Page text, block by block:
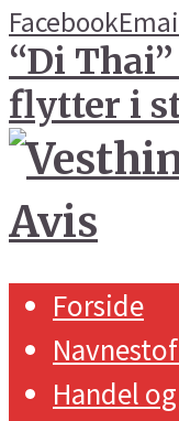
Facebook
“Di
flytter i
Forside
Handel